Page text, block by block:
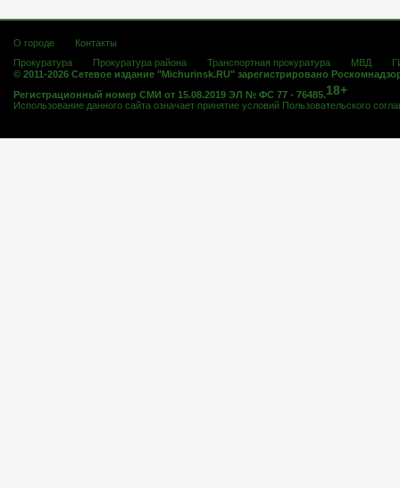
О городе
Контакты
Прокуратура
Прокуратура района Транспортная прокуратура МВД
© 2011-2026 Сетевое издание "Michurinsk.RU" зарегистрировано
Регистрационный номер СМИ от 15.08.2019 ЭЛ № ФС 77 - 76485.18+
Использование данного сайта означает принятие условий Пользовательского